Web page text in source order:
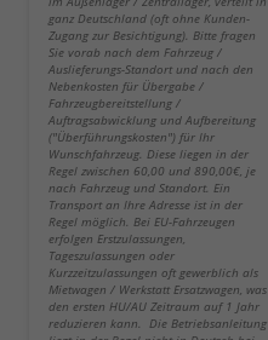
ganz Deutschland (oft ohne Kunden-
Zugang zur Besichtigung). Bitte fragen
Sie vorab nach dem Fahrzeug /
Auslieferungs-Standort und nach den
Nebenkosten für Übergabe /
Fahrzeugbereitstellung /
Auftragsabwicklung und Aufbereitung
("Überführungskosten") für Ihr
Wunschfahrzeug. Diese liegen in der
Regel zwischen 60,00 und 890,00€, je
nach Fahrzeug und Standort. Ein
Transport an Ihre Adresse ist in der
Regel möglich. Bei EU-Fahrzeugen
erfolgen Erstzulassungen,
Tageszulassungen oder
Kurzzeitzulassungen oft gewerblich als
Mietwagen / Werkstatt Ersatzwagen, was
den ersten HU/AU Zeitraum auf 1 Jahr
reduzieren kann. Die Betriebsanleitung